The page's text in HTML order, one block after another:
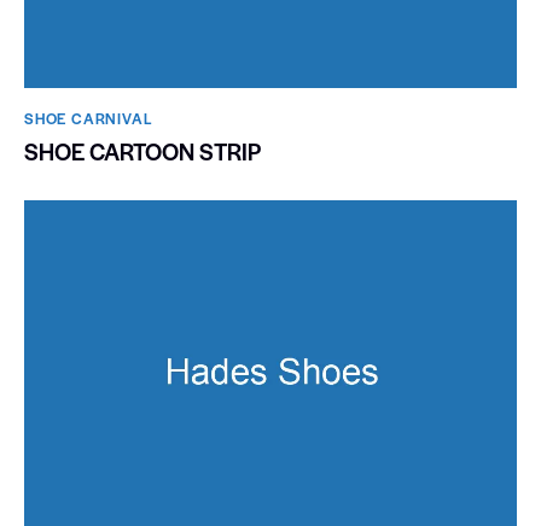
SHOE CARNIVAL​
SHOE CARTOON STRIP